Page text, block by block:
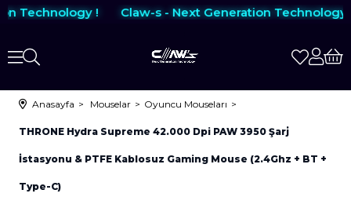
Technology ! Claw-s - Next Generation Technology !
Anasayfa Mouselar Oyuncu Mouseları
THRONE Hydra Supreme 42.000 Dpi PAW 3950 Şarj
İstasyonu & PTFE Kablosuz Gaming Mouse (2.4Ghz + BT +
Type-C)